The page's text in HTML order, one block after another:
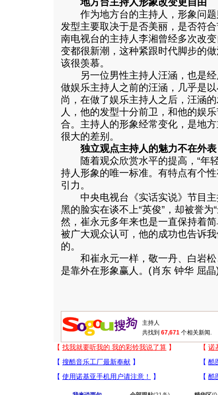
作为地方台的主持人，形象问题
发型主要取决于是否美丽，是否符
南电视台的主持人李湘曾经多次改
变都很新潮，这种紧跟时代脚步的
该很羡慕。
另一位男性主持人汪涵，也是经
做娱乐主持人之前的汪涵，几乎是
尚，在做了娱乐主持人之后，汪涵
人，他的发型十分前卫，和他的娱
合。主持人的形象经常变化，是地
很大的差别。
独立观点主持人的魅力不在外表
随着观众欣赏水平的提高，“年
持人形象的唯一标准。有特点有个
引力。
中央电视台《实话实说》节目主
黑的脸实在谈不上“英俊”，却被誉为
然，崔永元多年来也是一直保持着
被广大观众认可，他的成功也告诉
的。
和崔永元一样，敬一丹、白岩松
是靠外在形象赢人。(肖东 钟华 屈晶
共找到 67,671 个相关新闻.